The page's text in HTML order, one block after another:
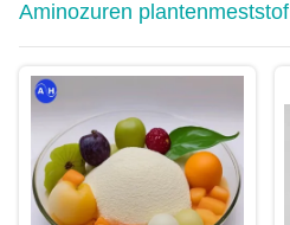
Aminozuren plantenmeststof